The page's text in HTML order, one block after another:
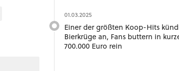
01.03.2025
Einer der größten Koop-Hits
Bierkrüge an, Fans buttern in
700.000 Euro rein